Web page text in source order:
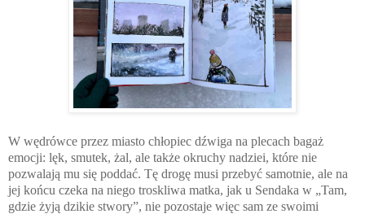
W wędrówce przez miasto chłopiec dźwiga na plecach bagaż
emocji: lęk, smutek, żal, ale także okruchy nadziei, które nie
pozwalają mu się poddać. Tę drogę musi przebyć samotnie, ale na
jej końcu czeka na niego troskliwa matka, jak u Sendaka w „Tam,
gdzie żyją dzikie stwory”, nie pozostaje więc sam ze swoimi